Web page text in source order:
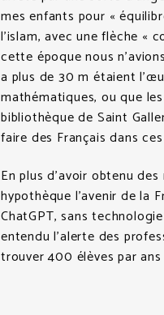
mes enfants pour «
l’islam, avec une flèche «
cette époque nous
a plus de 30 m étaient
mathématiques, ou que
bibliothèque de Saint
faire des Français dans
En plus d’avoir obtenu
hypothèque l’avenir de la
ChatGPT, sans
entendu l’alerte des
trouver 400 élèves par